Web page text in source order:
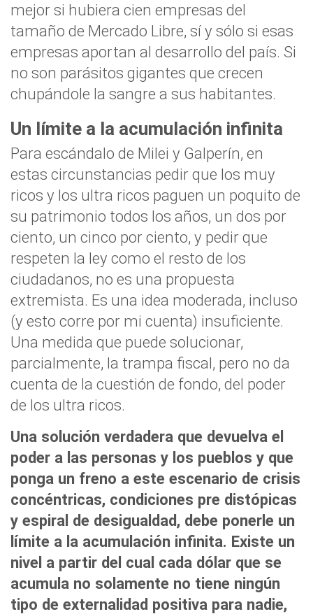
mejor si hubiera cien empresas del
tamaño de Mercado Libre, sí y sólo si esas
empresas aportan al desarrollo del país. Si
no son parásitos gigantes que crecen
chupándole la sangre a sus habitantes.
Un límite a la acumulación infinita
Para escándalo de Milei y Galperín, en
estas circunstancias pedir que los muy
ricos y los ultra ricos paguen un poquito de
su patrimonio todos los años, un dos por
ciento, un cinco por ciento, y pedir que
respeten la ley como el resto de los
ciudadanos, no es una propuesta
extremista. Es una idea moderada, incluso
(y esto corre por mi cuenta) insuficiente.
Una medida que puede solucionar,
parcialmente, la trampa fiscal, pero no da
cuenta de la cuestión de fondo, del poder
de los ultra ricos.
Una solución verdadera que devuelva el
poder a las personas y los pueblos y que
ponga un freno a este escenario de crisis
concéntricas, condiciones pre distópicas
y espiral de desigualdad, debe ponerle un
límite a la acumulación infinita. Existe un
nivel a partir del cual cada dólar que se
acumula no solamente no tiene ningún
tipo de externalidad positiva para nadie,